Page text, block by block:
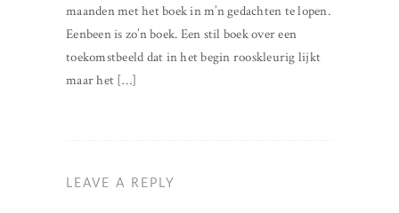
maanden met het boek in m’n gedachten te lopen.
Eenbeen is zo’n boek. Een stil boek over een
toekomstbeeld dat in het begin rooskleurig lijkt
maar het […]
LEAVE A REPLY